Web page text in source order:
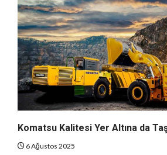
Komatsu Kalitesi Yer Altına da
6 Ağustos 2025